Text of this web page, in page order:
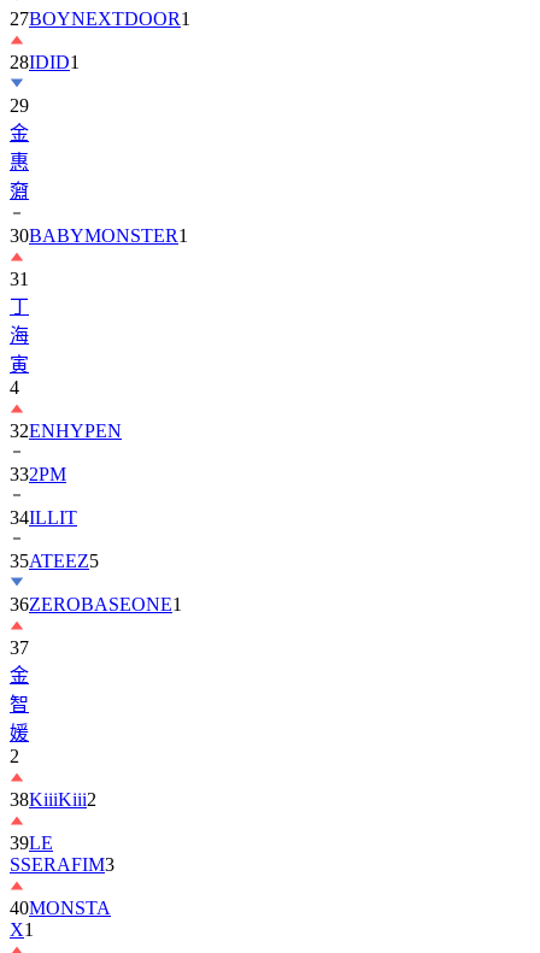
27BOYNEXTDOOR1
28IDID1
29
金
惠
奫
30BABYMONSTER1
31
丁
海
寅
4
32ENHYPEN
332PM
34ILLIT
35ATEEZ5
36ZEROBASEONE1
37
金
智
媛
2
38KiiiKiii2
39LE
SSERAFIM3
40MONSTA
X1